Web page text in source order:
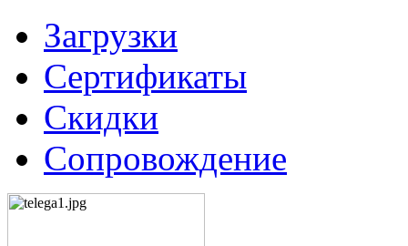
Загрузки
Сертификаты
Скидки
Сопровождение